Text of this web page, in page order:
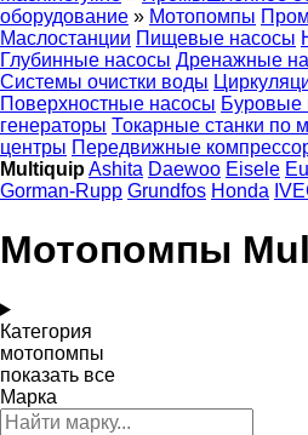
оборудование » Мотопомпы
Маслостанции Пищевые насосы
Глубинные насосы Дренажные
Системы очистки воды
Поверхностные насосы Буровые
генераторы Токарные станки по
центры Передвижные
MultiquipAshita Daewoo Eisele
Gorman-Rupp Grundfos Honda
Мотопомпы
Категория
мотопомпы
показать все
Марка